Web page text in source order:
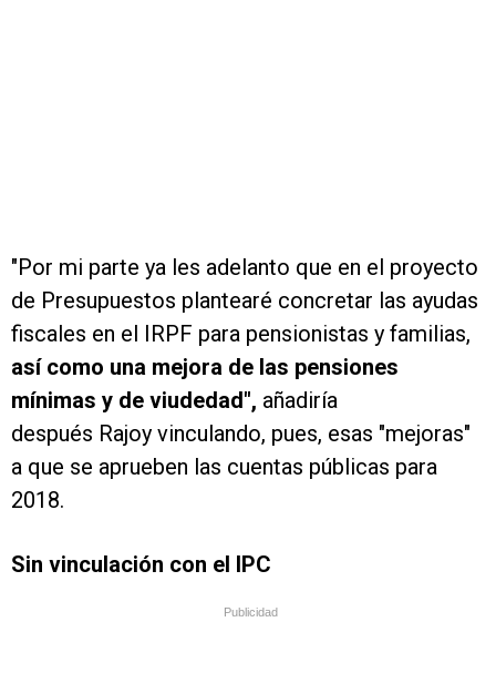
"Por mi parte ya les adelanto que en el proyecto
de Presupuestos plantearé concretar las ayudas
fiscales en el IRPF para pensionistas y familias,
así como una mejora de las pensiones
mínimas y de viudedad", añadiría
después Rajoy vinculando, pues, esas "mejoras"
a que se aprueben las cuentas públicas para
2018.
Sin vinculación con el IPC
Publicidad